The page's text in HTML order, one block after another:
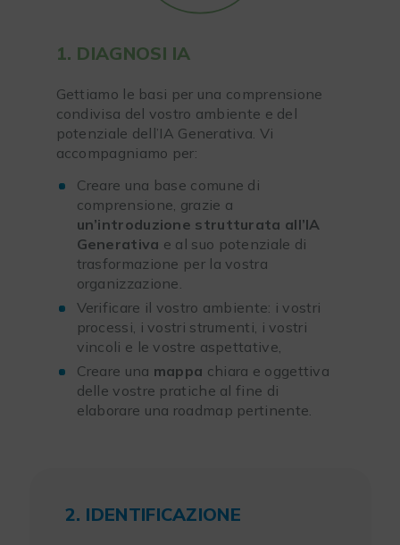
1. DIAGNOSI IA
Gettiamo le basi per una comprensione
condivisa del vostro ambiente e del
potenziale dell’IA Generativa. Vi
accompagniamo per:
Creare una base comune di
comprensione, grazie a
un’introduzione strutturata all’IA
Generativa e al suo potenziale di
trasformazione per la vostra
organizzazione.
Verificare il vostro ambiente: i vostri
processi, i vostri strumenti, i vostri
vincoli e le vostre aspettative,
Creare una mappa chiara e oggettiva
delle vostre pratiche al fine di
elaborare una roadmap pertinente.
2. IDENTIFICAZIONE